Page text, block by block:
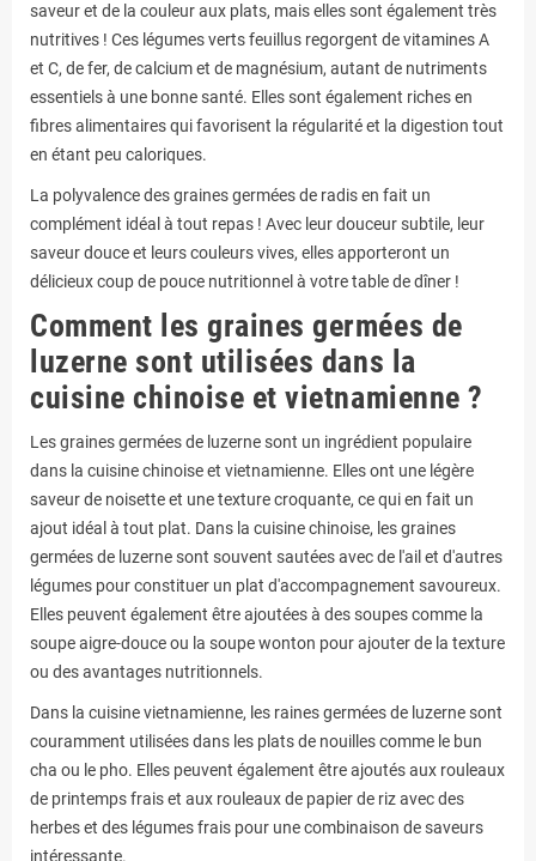
saveur et de la couleur aux plats, mais elles sont également très
nutritives ! Ces légumes verts feuillus regorgent de vitamines A
et C, de fer, de calcium et de magnésium, autant de nutriments
essentiels à une bonne santé. Elles sont également riches en
fibres alimentaires qui favorisent la régularité et la digestion tout
en étant peu caloriques.
La polyvalence des graines germées de radis en fait un
complément idéal à tout repas ! Avec leur douceur subtile, leur
saveur douce et leurs couleurs vives, elles apporteront un
délicieux coup de pouce nutritionnel à votre table de dîner !
Comment les graines germées de
luzerne sont utilisées dans la
cuisine chinoise et vietnamienne ?
Les graines germées de luzerne sont un ingrédient populaire
dans la cuisine chinoise et vietnamienne. Elles ont une légère
saveur de noisette et une texture croquante, ce qui en fait un
ajout idéal à tout plat. Dans la cuisine chinoise, les graines
germées de luzerne sont souvent sautées avec de l'ail et d'autres
légumes pour constituer un plat d'accompagnement savoureux.
Elles peuvent également être ajoutées à des soupes comme la
soupe aigre-douce ou la soupe wonton pour ajouter de la texture
ou des avantages nutritionnels.
Dans la cuisine vietnamienne, les raines germées de luzerne sont
couramment utilisées dans les plats de nouilles comme le bun
cha ou le pho. Elles peuvent également être ajoutés aux rouleaux
de printemps frais et aux rouleaux de papier de riz avec des
herbes et des légumes frais pour une combinaison de saveurs
intéressante.